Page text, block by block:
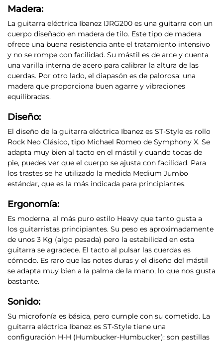
Madera:
La guitarra eléctrica Ibanez IJRG200 es una guitarra con un
cuerpo diseñado en madera de tilo. Este tipo de madera
ofrece una buena resistencia ante el tratamiento intensivo
y no se rompe con facilidad. Su mástil es de arce y cuenta
una varilla interna de acero para calibrar la altura de las
cuerdas. Por otro lado, el diapasón es de palorosa: una
madera que proporciona buen agarre y vibraciones
equilibradas.
Diseño:
El diseño de la guitarra eléctrica Ibanez es ST-Style es rollo
Rock Neo Clásico, tipo Michael Romeo de Symphony X. Se
adapta muy bien al tacto en el mástil y cuando tocas de
pie, puedes ver que el cuerpo se ajusta con facilidad. Para
los trastes se ha utilizado la medida Medium Jumbo
estándar, que es la más indicada para principiantes.
Ergonomía:
Es moderna, al más puro estilo Heavy que tanto gusta a
los guitarristas principiantes. Su peso es aproximadamente
de unos 3 Kg (algo pesada) pero la estabilidad en esta
guitarra se agradece. El tacto al pulsar las cuerdas es
cómodo. Es raro que las notes duras y el diseño del mástil
se adapta muy bien a la palma de la mano, lo que nos gusta
bastante.
Sonido:
Su microfonía es básica, pero cumple con su cometido. La
guitarra eléctrica Ibanez es ST-Style tiene una
configuración H-H (Humbucker-Humbucker): son pastillas